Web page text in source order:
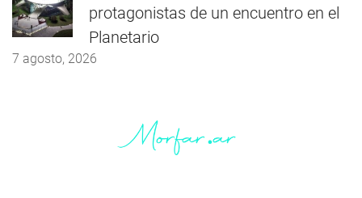
protagonistas de un encuentro en el
Planetario
7 agosto, 2026